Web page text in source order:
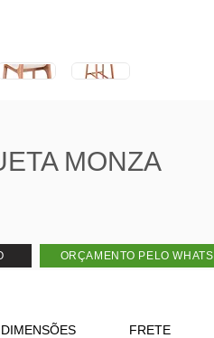
MONZA
DIMENSÕES FRETE
ORÇAMENTO PELO WHATS